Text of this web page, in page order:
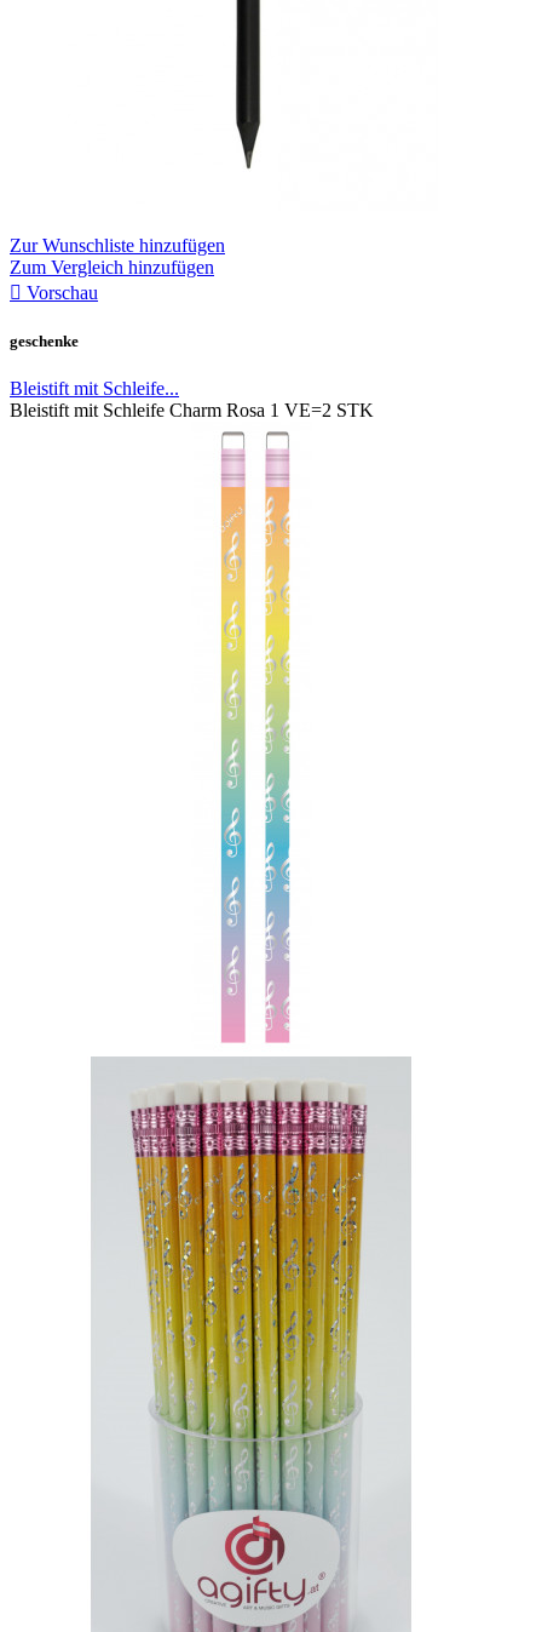
Zur Wunschliste hinzufügen
Zum Vergleich hinzufügen
 Vorschau
geschenke
Bleistift mit Schleife...
Bleistift mit Schleife Charm Rosa 1 VE=2 STK